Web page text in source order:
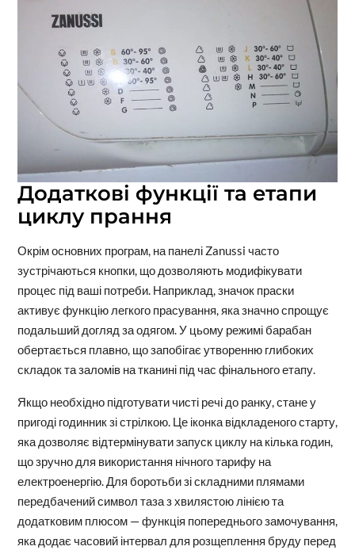
Додаткові функції та етапи
циклу прання
Окрім основних програм, на панелі Zanussi часто
зустрічаються кнопки, що дозволяють модифікувати
процес під ваші потреби. Наприклад, значок праски
активує функцію легкого прасування, яка значно спрощує
подальший догляд за одягом. У цьому режимі барабан
обертається плавно, що запобігає утворенню глибоких
складок та заломів на тканині під час фінального етапу.
Якщо необхідно підготувати чисті речі до ранку, стане у
пригоді годинник зі стрілкою. Це іконка відкладеного старту,
яка дозволяє відтермінувати запуск циклу на кілька годин,
що зручно для використання нічного тарифу на
електроенергію. Для боротьби зі складними плямами
передбачений символ таза з хвилястою лінією та
додатковим плюсом — функція попереднього замочування,
яка додає часовий інтервал для розщеплення бруду перед